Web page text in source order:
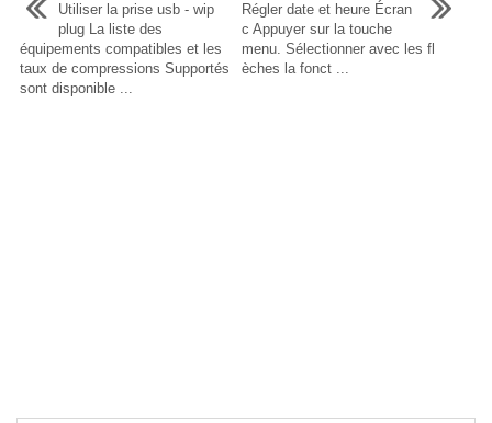
Utiliser la prise usb - wip
plug La liste des
équipements compatibles et les
taux de compressions Supportés
sont disponible ...
Régler date et heure Écran
c Appuyer sur la touche
menu. Sélectionner avec les fl
èches la fonct ...